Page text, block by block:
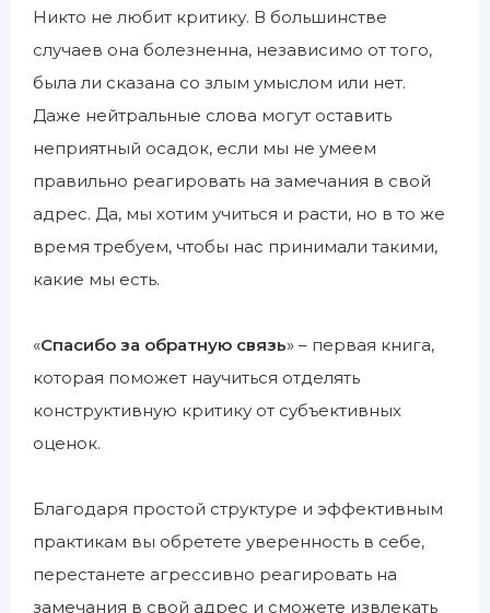
Никто не любит критику. В большинстве
случаев она болезненна, независимо от того,
была ли сказана со злым умыслом или нет.
Даже нейтральные слова могут оставить
неприятный осадок, если мы не умеем
правильно реагировать на замечания в свой
адрес. Да, мы хотим учиться и расти, но в то же
время требуем, чтобы нас принимали такими,
какие мы есть.
«Спасибо за обратную связь» – первая книга,
которая поможет научиться отделять
конструктивную критику от субъективных
оценок.
Благодаря простой структуре и эффективным
практикам вы обретете уверенность в себе,
перестанете агрессивно реагировать на
замечания в свой адрес и сможете извлекать